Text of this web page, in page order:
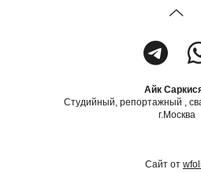
Айк
Студийный, репортажный ,
г.Москва
Сайт от